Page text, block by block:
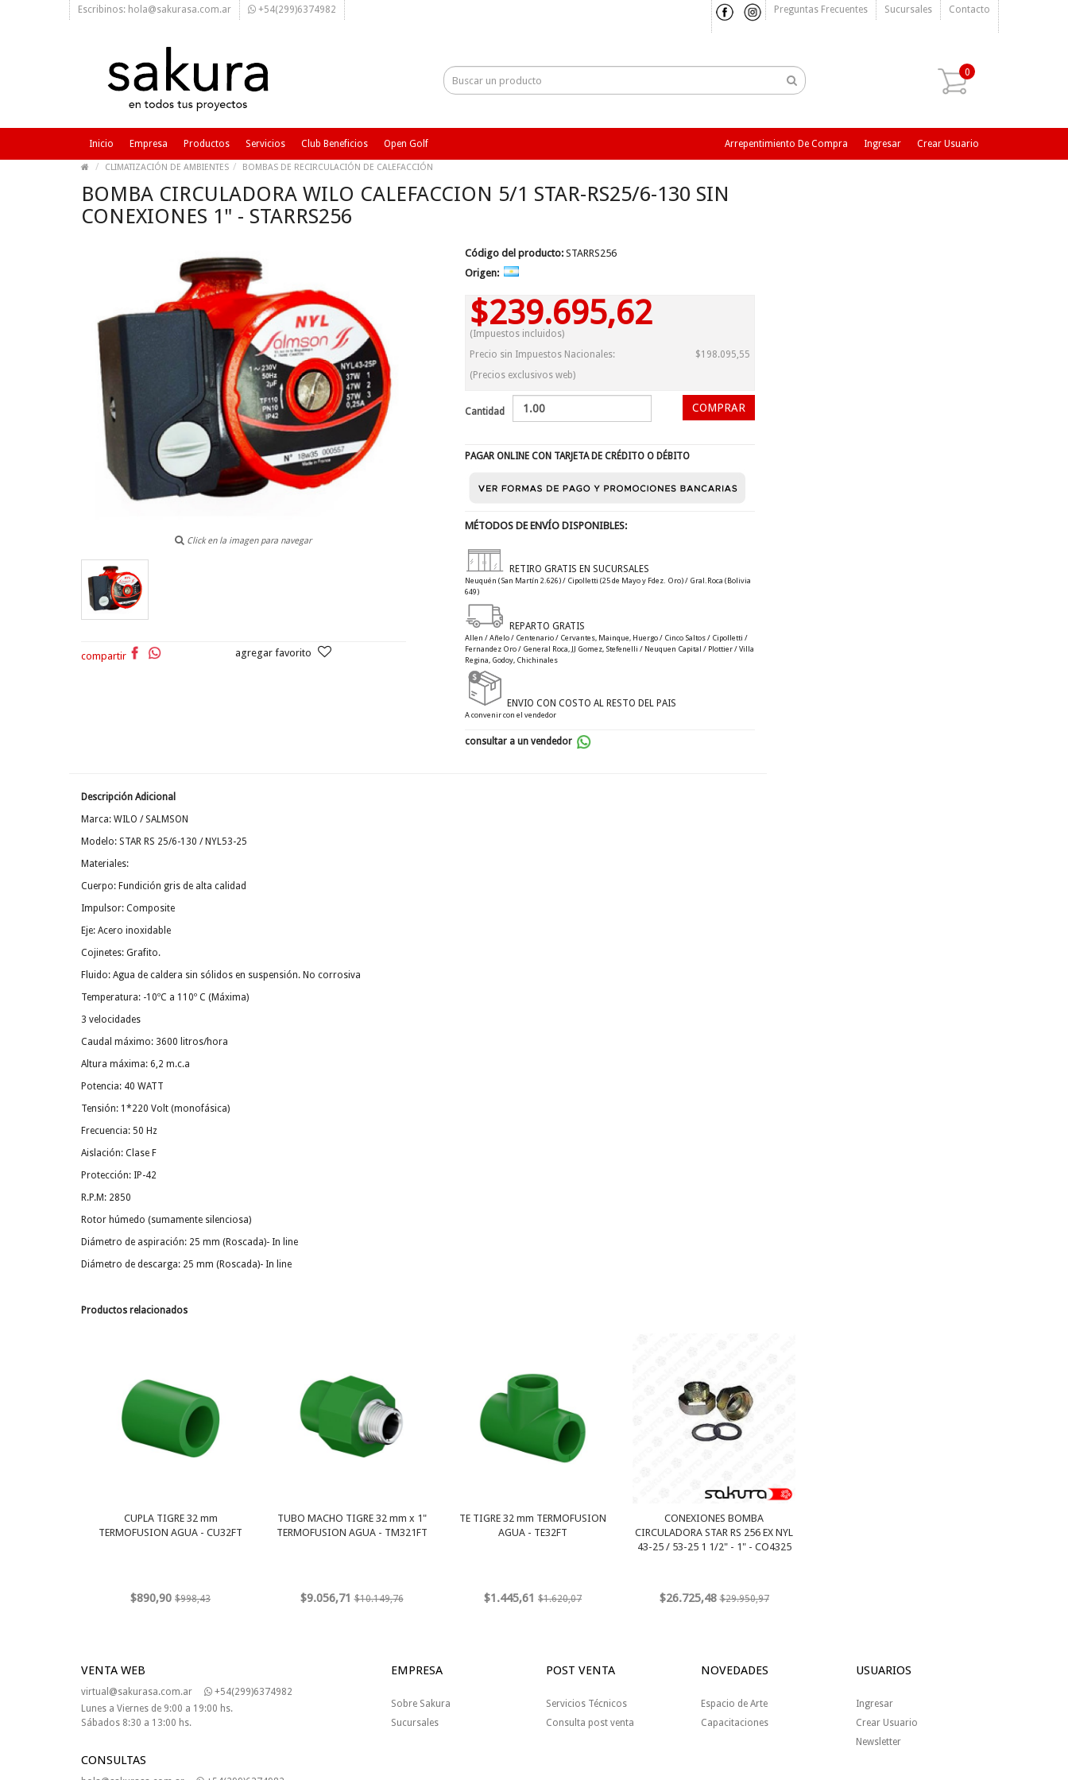
Escribinos: hola@sakurasa.com.ar +54(299)6374982 Preguntas Frecuentes Sucursales Contacto
0
Inicio Empresa Productos Servicios Club Beneficios Open Golf Crear Usuario
Ingresar
Arrepentimiento De Compra
CLIMATIZACIÓN DE AMBIENTES BOMBAS DE RECIRCULACIÓN DE CALEFACCIÓN
BOMBA CIRCULADORA WILO CALEFACCION 5/1 STAR-RS25/6-130 SIN
CONEXIONES 1" - STARRS256
Click en la imagen para navegar
compartir agregar favorito
Código del producto: STARRS256
Origen:
$239.695,62
(Impuestos incluidos)
Precio sin Impuestos Nacionales:
$198.095,55
(Precios exclusivos web)
Cantidad
PAGAR ONLINE CON TARJETA DE CRÉDITO O DÉBITO
MÉTODOS DE ENVÍO DISPONIBLES:
RETIRO GRATIS EN SUCURSALES
Neuquén (San Martín 2.626) / Cipolletti (25 de Mayo y Fdez. Oro) / Gral.Roca (Bolivia
649)
REPARTO GRATIS
Allen / Añelo / Centenario / Cervantes, Mainque, Huergo / Cinco Saltos / Cipolletti /
Fernandez Oro / General Roca, JJ Gomez, Stefenelli / Neuquen Capital / Plottier / Villa
Regina, Godoy, Chichinales
ENVIO CON COSTO AL RESTO DEL PAIS
A convenir con el vendedor
consultar a un vendedor
Descripción Adicional
Marca: WILO / SALMSON
Modelo: STAR RS 25/6-130 / NYL53-25
Materiales:
Cuerpo: Fundición gris de alta calidad
Impulsor: Composite
Eje: Acero inoxidable
Cojinetes: Grafito.
Fluido: Agua de caldera sin sólidos en suspensión. No corrosiva
Temperatura: -10ºC a 110º C (Máxima)
3 velocidades
Caudal máximo: 3600 litros/hora
Altura máxima: 6,2 m.c.a
Potencia: 40 WATT
Tensión: 1*220 Volt (monofásica)
Frecuencia: 50 Hz
Aislación: Clase F
Protección: IP-42
R.P.M: 2850
Rotor húmedo (sumamente silenciosa)
Diámetro de aspiración: 25 mm (Roscada)- In line
Diámetro de descarga: 25 mm (Roscada)- In line
Productos relacionados
CUPLA TIGRE 32 mm
TERMOFUSION AGUA - CU32FT
$890,90 $998,43
TUBO MACHO TIGRE 32 mm x 1"
TERMOFUSION AGUA - TM321FT
$9.056,71 $10.149,76
TE TIGRE 32 mm TERMOFUSION
AGUA - TE32FT
$1.445,61 $1.620,07
CONEXIONES BOMBA
CIRCULADORA STAR RS 256 EX NYL
43-25 / 53-25 1 1/2" - 1" - CO4325
$26.725,48 $29.950,97
VENTA WEB
virtual@sakurasa.com.ar
+54(299)6374982
Lunes a Viernes de 9:00 a 19:00 hs.
Sábados 8:30 a 13:00 hs.
CONSULTAS
EMPRESA
Sobre Sakura
Sucursales
POST VENTA
Servicios Técnicos
Consulta post venta
NOVEDADES
Espacio de Arte
Capacitaciones
USUARIOS
Ingresar
Crear Usuario
Newsletter